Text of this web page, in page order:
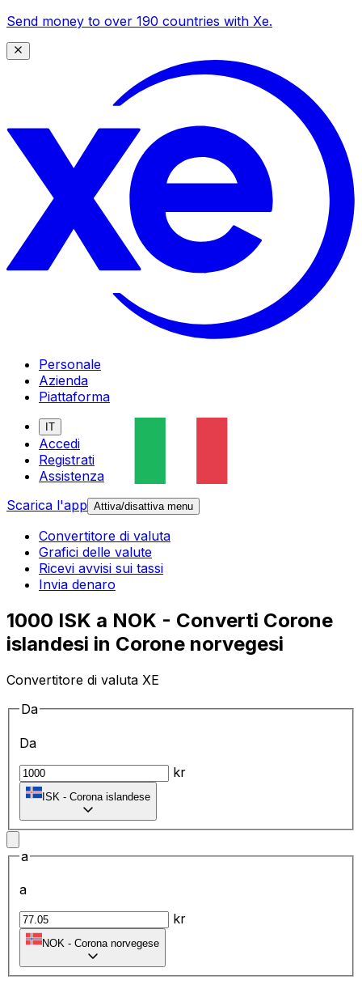
Send money to over 190 countries with Xe.
Personale
Azienda
Piattaforma
IT
Accedi
Registrati
Assistenza
Scarica l'app Attiva/disattiva menu
Convertitore di valuta
Grafici delle valute
Ricevi avvisi sui tassi
Invia denaro
1000 ISK a NOK - Converti Corone
islandesi in Corone norvegesi
Convertitore di valuta XE
Da
Da
kr
ISK - Corona islandese
a
a
kr
NOK - Corona norvegese